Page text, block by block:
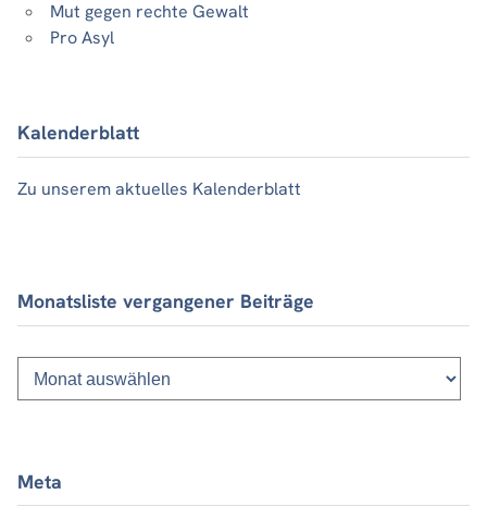
Mut gegen rechte Gewalt
Pro Asyl
Kalenderblatt
Zu unserem aktuelles Kalenderblatt
Monatsliste vergangener Beiträge
Monatsliste
vergangener
Beiträge
Meta